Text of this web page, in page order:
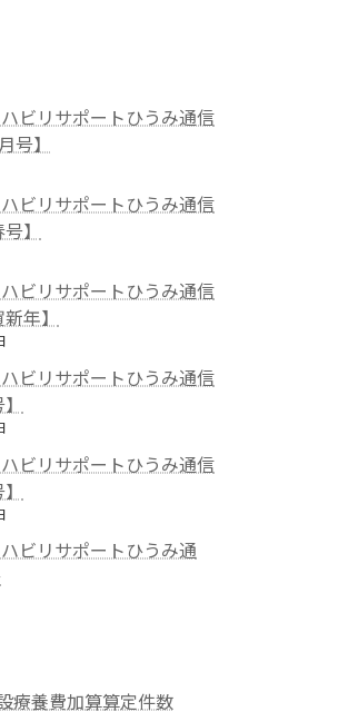
ビリサポートひうみ通信
号】
ビリサポートひうみ通信
】
ビリサポートひうみ通信
年】
ビリサポートひうみ通信
ビリサポートひうみ通信
ビリサポートひうみ通
療養費加算算定件数